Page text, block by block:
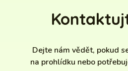
Dejte nám vědět, pokud
na prohlídku nebo